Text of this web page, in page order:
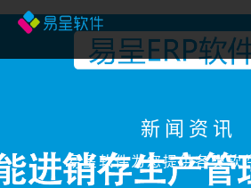
新闻资讯
易呈软件为您提供各类软